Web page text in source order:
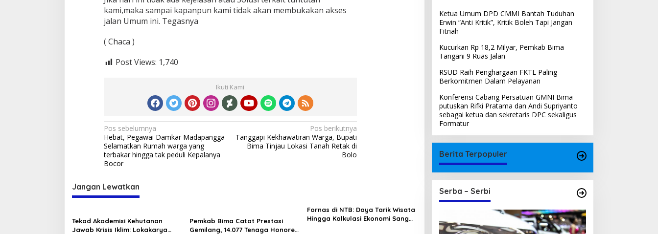
kami,maka sampai kapanpun kami tidak akan membukakan akses
jalan Umum ini. Tegasnya
( Chaca )
Post Views: 1,740
Ikuti Kami
Navigasi
pos
Pos sebelumnya
Hebat, Pegawai Damkar Madapangga
Selamatkan Rumah warga yang
terbakar hingga tak peduli Kepalanya
Bocor
Pos berikutnya
Tanggapi Kekhawatiran Warga, Bupati
Bima Tinjau Lokasi Tanah Retak di
Bolo
Jangan Lewatkan
Tekad Akademisi Kehutanan
Jawab Krisis Iklim: Lokakarya
Pemkab Bima Catat Prestasi
Gemilang, 14.077 Tenaga Honorer
Fornas di NTB: Daya Tarik Wisata
Hingga Kalkulasi Ekonomi Sang
Ketua Umum DPD CMMI Bantah Tuduhan
Erwin “Anti Kritik”, Kritik Boleh Tapi Jangan
Fitnah
Kucurkan Rp 18,2 Milyar, Pemkab Bima
Tangani 9 Ruas Jalan
RSUD Raih Penghargaan FKTL Paling
Berkomitmen Dalam Pelayanan
Konferensi Cabang Persatuan GMNI Bima
putuskan Rifki Pratama dan Andi Supriyanto
sebagai ketua dan sekretaris DPC sekaligus
Formatur
Berita Terpopuler
Serba – Serbi